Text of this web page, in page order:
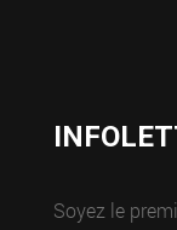
Soyez le